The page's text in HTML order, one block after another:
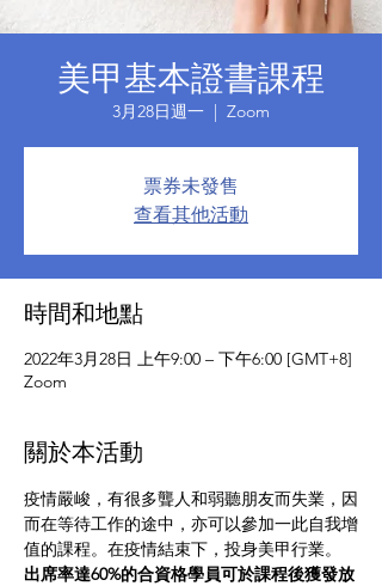
美甲基本證書課程
3月28日週一
  |
Zoom
票券未發售
查看其他活動
時間和地點
2022年3月28日 上午9:00 – 下午6:00 [GMT+8]
Zoom
關於本活動
疫情嚴峻，有很多聾人和弱聽朋友而失業，因
而在等待工作的途中，亦可以參加一此自我增
值的課程。在疫情結束下，投身美甲行業。
出席率達60%的合資格學員可於課程後獲發放